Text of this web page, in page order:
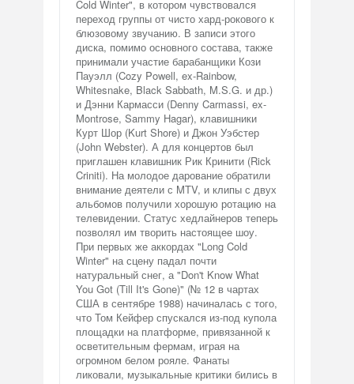
Cold Winter", в котором чувствовался
переход группы от чисто хард-рокового к
блюзовому звучанию. В записи этого
диска, помимо основного состава, также
принимали участие барабанщики Кози
Пауэлл (Cozy Powell, ex-Rainbow,
Whitesnake, Black Sabbath, M.S.G. и др.)
и Дэнни Кармасси (Denny Carmassi, ex-
Montrose, Sammy Hagar), клавишники
Курт Шор (Kurt Shore) и Джон Уэбстер
(John Webster). А для концертов был
приглашен клавишник Рик Кринити (Rick
Criniti). На молодое дарование обратили
внимание деятели с MTV, и клипы с двух
альбомов получили хорошую ротацию на
телевидении. Статус хедлайнеров теперь
позволял им творить настоящее шоу.
При первых же аккордах "Long Cold
Winter" на сцену падал почти
натуральный снег, а "Don't Know What
You Got (Till It's Gone)" (№ 12 в чартах
США в сентябре 1988) начиналась с того,
что Том Кейфер спускался из-под купола
площадки на платформе, привязанной к
осветительным фермам, играя на
огромном белом рояле. Фанаты
ликовали, музыкальные критики бились в